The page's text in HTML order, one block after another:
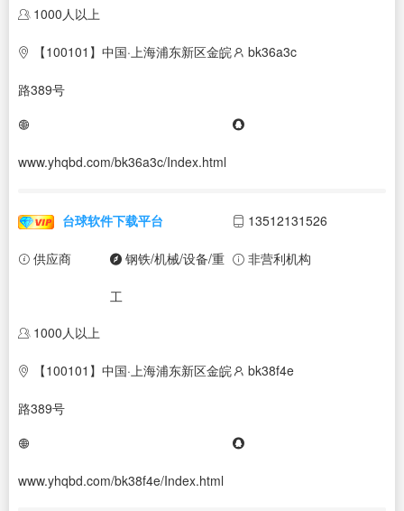
1000人以上
【100101】中国·上海浦东新区金皖
路389号
bk36a3c
www.yhqbd.com/bk36a3c/Index.html
台球软件下载平台 13512131526
供应商 钢铁/机械/设备/重
工
非营利机构
1000人以上
【100101】中国·上海浦东新区金皖
路389号
bk38f4e
www.yhqbd.com/bk38f4e/Index.html